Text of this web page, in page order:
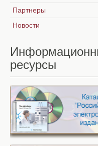
Партнеры
Новости
ресурсы